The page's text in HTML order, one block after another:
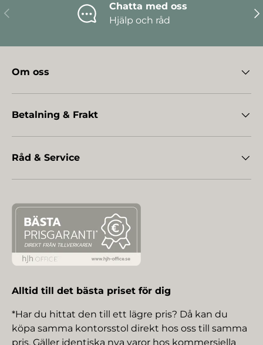
Föregående
Chatta med oss
Hjälp och råd
Om oss
Betalning & Frakt
Råd & Service
Alltid till det bästa priset för dig
*Har du hittat den till ett lägre pris? Då kan du
köpa samma kontorsstol direkt hos oss till samma
pris. Gäller identiska nya varor hos kommersiella